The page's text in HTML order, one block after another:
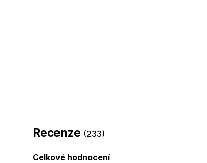
Recenze (233)
Celkové hodnocení